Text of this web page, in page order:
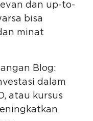
dan up-to-
bisa
minat
Blog:
dalam
atau kursus